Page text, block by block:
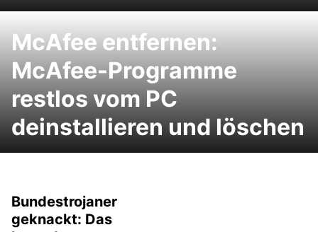
McAfee entfernen:
McAfee-Programme
restlos vom PC
deinstallieren und löschen
Bundestrojaner
geknackt: Das